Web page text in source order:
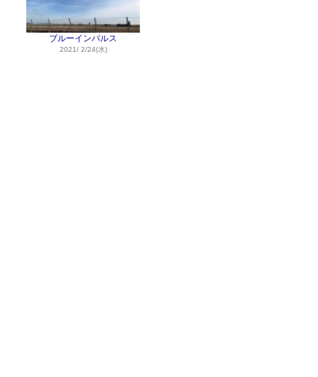
ブルーインパルス
2021/ 2/24(水)